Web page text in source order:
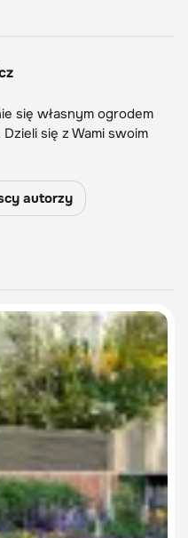
się własnym ogrodem
się z Wami swoim
autorzy